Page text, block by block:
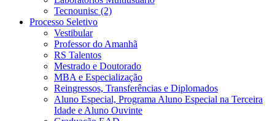
Tecnounisc (2)
Processo Seletivo
Vestibular
Professor do Amanhã
RS Talentos
Mestrado e Doutorado
MBA e Especialização
Reingressos, Transferências e Diplomados
Aluno Especial, Programa Aluno Especial na Terceira
Idade e Aluno Ouvinte